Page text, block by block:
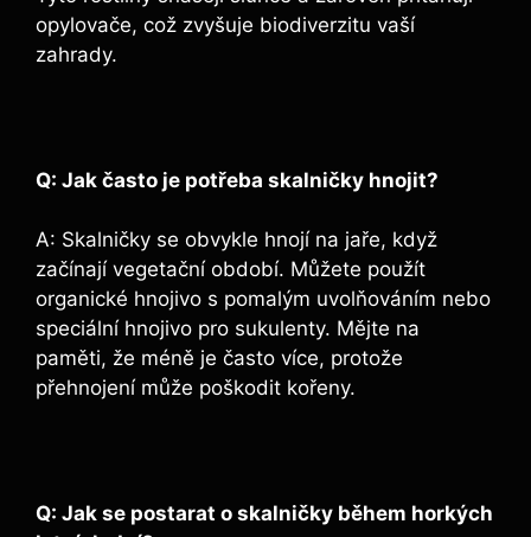
opylovače, což zvyšuje biodiverzitu vaší
zahrady.
Q: Jak často je potřeba skalničky hnojit?
A: Skalničky se obvykle hnojí na jaře, když
začínají vegetační období. Můžete použít
organické hnojivo s pomalým uvolňováním nebo
speciální hnojivo pro sukulenty. Mějte na
paměti, že méně je často více, protože
přehnojení může poškodit kořeny.
Q: Jak se postarat o skalničky během horkých